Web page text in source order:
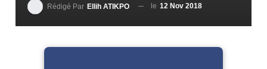
Rédigé Par Ellih ATIKPO le 12 Nov 2018